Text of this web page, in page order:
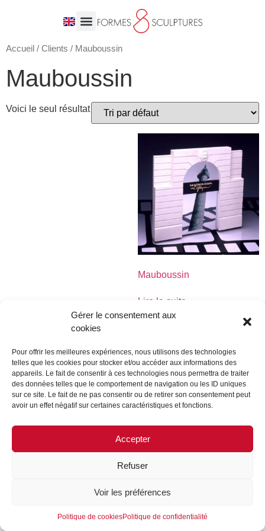
Gérer le consentement aux
cookies
Pour offrir les meilleures expériences, nous utilisons des technologies
telles que les cookies pour stocker et/ou accéder aux informations des
appareils. Le fait de consentir à ces technologies nous permettra de traiter
des données telles que le comportement de navigation ou les ID uniques
sur ce site. Le fait de ne pas consentir ou de retirer son consentement peut
avoir un effet négatif sur certaines caractéristiques et fonctions.
Accepter
Refuser
Voir les préférences
Politique de cookiesPolitique de confidentialité
Accueil / Clients / Mauboussin
Mauboussin
Voici le seul résultat
Mauboussin
Lire la suite
MENTIONS LÉGALES CONTACTEZ-NOUS
REJOIGNEZ-NOUS
SUIVEZ-NOUS
©FORMES & SCULPTURES. 2023